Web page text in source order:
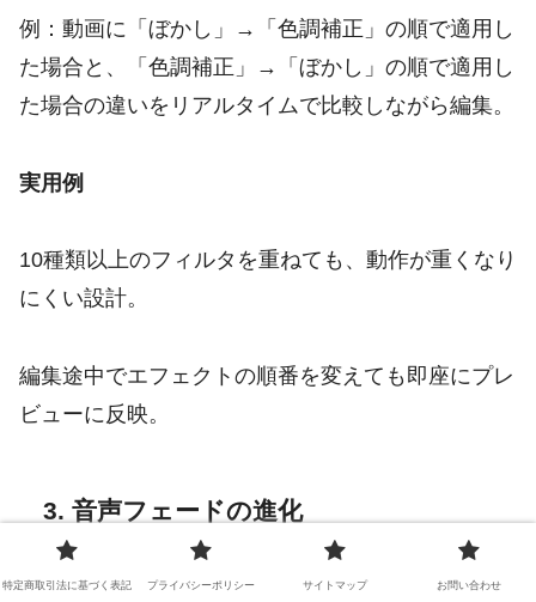
例：動画に「ぼかし」→「色調補正」の順で適用し
た場合と、「色調補正」→「ぼかし」の順で適用し
た場合の違いをリアルタイムで比較しながら編集。
実用例
10種類以上のフィルタを重ねても、動作が重くなり
にくい設計。
編集途中でエフェクトの順番を変えても即座にプレ
ビューに反映。
3. 音声フェードの進化
概要とメリット
特定商取引法に基づく表記 プライバシーポリシー サイトマップ お問い合わせ